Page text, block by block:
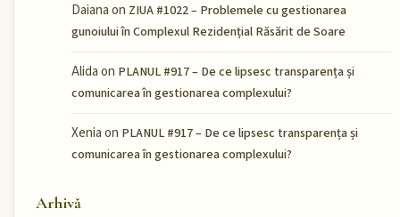
Daianaon ZIUA #1022 – Problemele cu gestionarea
gunoiului în Complexul Rezidențial Răsărit de Soare
Alidaon PLANUL #917 – De ce lipsesc transparența și
comunicarea în gestionarea complexului?
Xeniaon PLANUL #917 – De ce lipsesc transparența și
comunicarea în gestionarea complexului?
Arhivă